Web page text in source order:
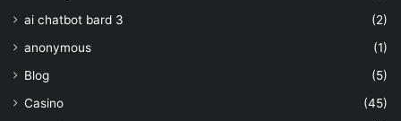
ai chatbot bard 3
(2)
anonymous
(1)
Blog
(5)
Casino
(45)